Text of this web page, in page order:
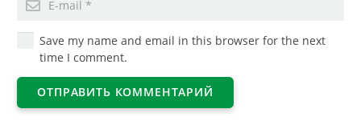
Save my name and email in this browser for the next
time I comment.
ОТПРАВИТЬ КОММЕНТАРИЙ